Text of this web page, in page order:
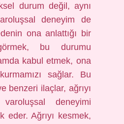
durum değil, aynı
deneyim de
ona anlattığı bir
bu durumu
kabul etmek, ona
sağlar. Bu
benzeri ilaçlar, ağrıyı
deneyimi
eder. Ağrıyı kesmek,